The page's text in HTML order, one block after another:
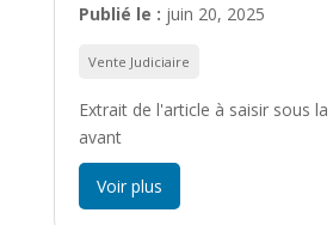
Publié le : juin 20, 2025
Vente Judiciaire
Extrait de l'article à saisir sous
avant
Voir plus